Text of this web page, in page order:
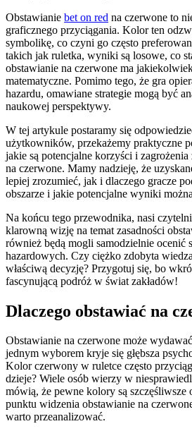
Obstawianie bet on red na czerwone to
graficznego przyciągania. Kolor ten
symbolikę, co czyni go często
takich jak ruletka, wyniki są losowe, co
obstawianie na czerwone ma
matematyczne. Pomimo tego, że gra
hazardu, omawiane strategie mogą być
naukowej perspektywy.
W tej artykule postaramy się
użytkowników, przekażemy praktyczne
jakie są potencjalne korzyści i
na czerwone. Mamy nadzieję, że
lepiej zrozumieć, jak i dlaczego gracze
obszarze i jakie potencjalne wyniki
Na końcu tego przewodnika, nasi
klarowną wizję na temat zasadności
również będą mogli samodzielnie ocenić
hazardowych. Czy ciężko zdobyta
właściwą decyzję? Przygotuj się, bo
fascynującą podróż w świat zakładów!
Dlaczego obstawiać na
Obstawianie na czerwone może
jednym wyborem kryje się głębsza
Kolor czerwony w ruletce często
dzieje? Wiele osób wierzy w
mówią, że pewne kolory są
punktu widzenia obstawianie na
warto przeanalizować.